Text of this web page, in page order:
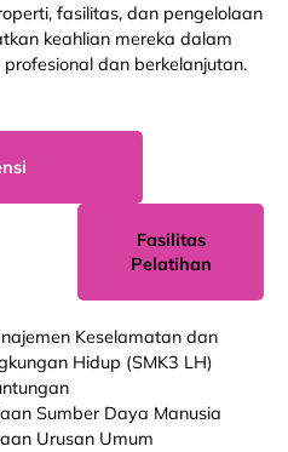
fasilitas, dan pengelolaan
keahlian mereka dalam
dan berkelanjutan.
Fasilitas
Pelatihan
Keselamatan dan
Hidup (SMK3 LH)
Sumber Daya Manusia
Urusan Umum